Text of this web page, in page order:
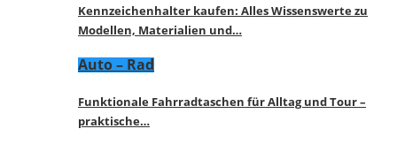
Kennzeichenhalter kaufen: Alles Wissenswerte zu
Modellen, Materialien und…
Auto – Rad
Funktionale Fahrradtaschen für Alltag und Tour –
praktische…